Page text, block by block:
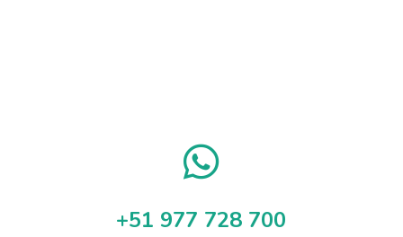

+51 977 728 700